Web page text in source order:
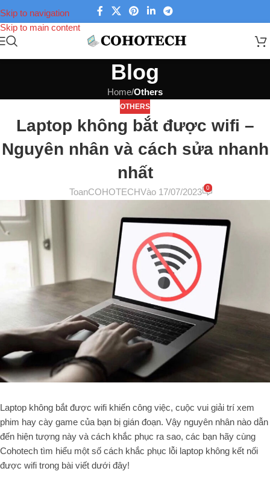
Skip to navigation
Skip to main content
Blog
Home/Others
OTHERS
Laptop không bắt được wifi –
Nguyên nhân và cách sửa nhanh
nhất
ToanCOHOTECHVào 17/07/2023 0
Laptop không bắt được wifi khiến công việc, cuộc vui giải trí xem
phim hay cày game của bạn bị gián đoạn. Vậy nguyên nhân nào dẫn
đến hiện tượng này và cách khắc phục ra sao, các bạn hãy cùng
Cohotech tìm hiểu một số cách khắc phục lỗi laptop không kết nối
được wifi trong bài viết dưới đây!